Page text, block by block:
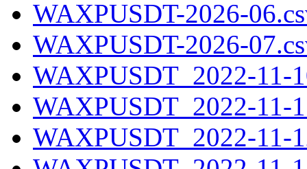
WAXPUSDT-2026-
WAXPUSDT-2026-
WAXPUSDT_2022-11-
WAXPUSDT_2022-11-
WAXPUSDT_2022-11-